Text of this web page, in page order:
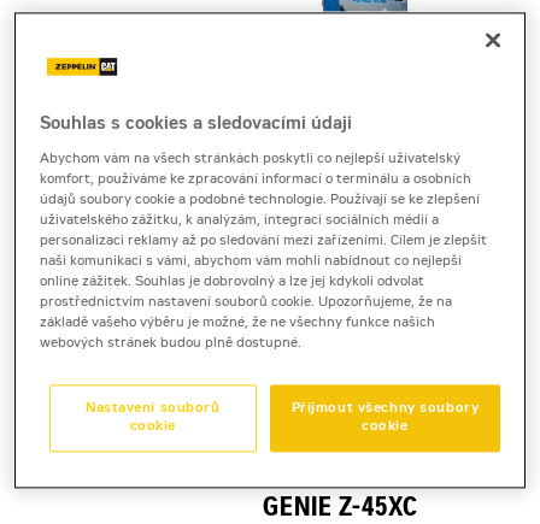
Cena za pronájem
1 - 22 dnů
2 270 Kč bez DPH
2 746 Kč s DPH
23 a více dnů
1 890 Kč bez DPH
2 286 Kč s DPH
GENIE Z-45XC
Souhlas s cookies a sledovacími údaji
Abychom vám na všech stránkách poskytli co nejlepší uživatelský
komfort, používáme ke zpracování informací o terminálu a osobních
údajů soubory cookie a podobné technologie. Používají se ke zlepšení
uživatelského zážitku, k analýzám, integraci sociálních médií a
personalizaci reklamy až po sledování mezi zařízeními. Cílem je zlepšit
naši komunikaci s vámi, abychom vám mohli nabídnout co nejlepší
online zážitek. Souhlas je dobrovolný a lze jej kdykoli odvolat
prostřednictvím nastavení souborů cookie. Upozorňujeme, že na
základě vašeho výběru je možné, že ne všechny funkce našich
webových stránek budou plně dostupné.
Přijmout všechny soubory
cookie
Nastavení souborů
cookie